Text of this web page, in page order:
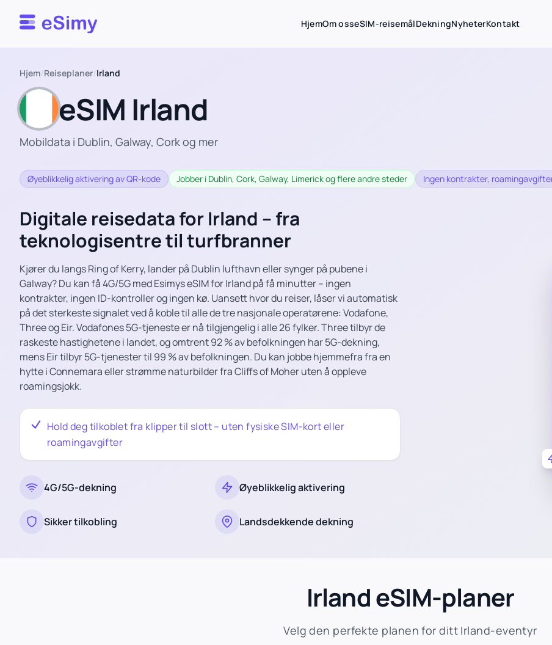
Esimy HjemOm osseSIM-reisemålDekningNyheterKontakt
Hjem/Reiseplaner/Irland
eSIM Irland
Mobildata i Dublin, Galway, Cork og mer
Øyeblikkelig aktivering av QR-kode Jobber i Dublin, Cork, Galway, Limerick og flere andre steder Ingen kontrakter,
Digitale reisedata for Irland – fra
teknologisentre til turfbranner
Kjører du langs Ring of Kerry, lander på Dublin lufthavn eller synger på pubene i
Galway? Du kan få 4G/5G med Esimys eSIM for Irland på få minutter – ingen
kontrakter, ingen ID-kontroller og ingen kø. Uansett hvor du reiser, låser vi automatisk
på det sterkeste signalet ved å koble til alle de tre nasjonale operatørene: Vodafone,
Three og Eir. Vodafones 5G-tjeneste er nå tilgjengelig i alle 26 fylker. Three tilbyr de
raskeste hastighetene i landet, og omtrent 92 % av befolkningen har 5G-dekning,
mens Eir tilbyr 5G-tjenester til 99 % av befolkningen. Du kan jobbe hjemmefra fra en
hytte i Connemara eller strømme naturbilder fra Cliffs of Moher uten å oppleve
roamingsjokk.
Hold deg tilkoblet fra klipper til slott – uten fysiske SIM-kort eller
roamingavgifter
4G/5G-dekning Øyeblikkelig aktivering
Sikker tilkobling Landsdekkende dekning
Irland eSIM-planer
Velg den perfekte planen for ditt Irland-eventyr